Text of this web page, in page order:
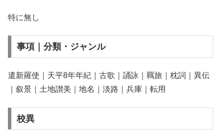
特に無し
事項｜分類・ジャンル
遣新羅使｜天平8年年紀｜古歌｜誦詠｜羈旅｜枕詞｜異伝
｜叙景｜土地讃美｜地名｜淡路｜兵庫｜転用
校異